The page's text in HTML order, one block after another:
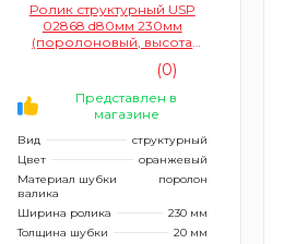
Ролик структурный USP
02868 d80мм 230мм
(поролоновый, высота
(0)
Представлен в
магазине
Вид
структурный
Цвет
оранжевый
Материал шубки
валика
поролон
Ширина ролика
230 мм
Толщина шубки
20 мм